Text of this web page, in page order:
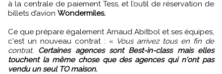
à la centrale de paiement Tess, et l’outil de réservation de
billets d’avion Wondermiles.
Ce que prépare également Arnaud Abitbol et ses équipes,
c'est un nouveau contrat : « Vous arrivez tous en fin de
contrat. Certaines agences sont Best-in-class mais elles
touchent la même chose que des agences qui n'ont pas
vendu un seul TO maison.